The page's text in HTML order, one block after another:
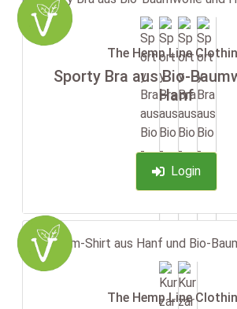
The Hemp Line
Sporty Bra aus Bio-
Hanf
Login
The Hemp Line